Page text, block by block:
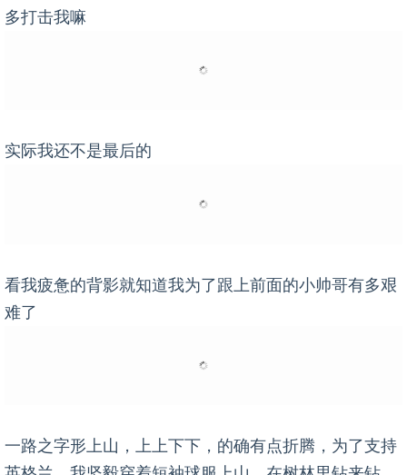
多打击我嘛
实际我还不是最后的
看我疲惫的背影就知道我为了跟上前面的小帅哥有多艰
难了
一路之字形上山，上上下下，的确有点折腾，为了支持